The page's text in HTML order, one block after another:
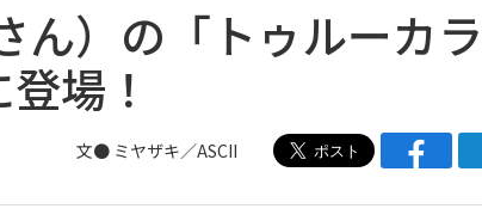
ん）の「トゥルーカ
場！
文● ミヤザキ／ASCII